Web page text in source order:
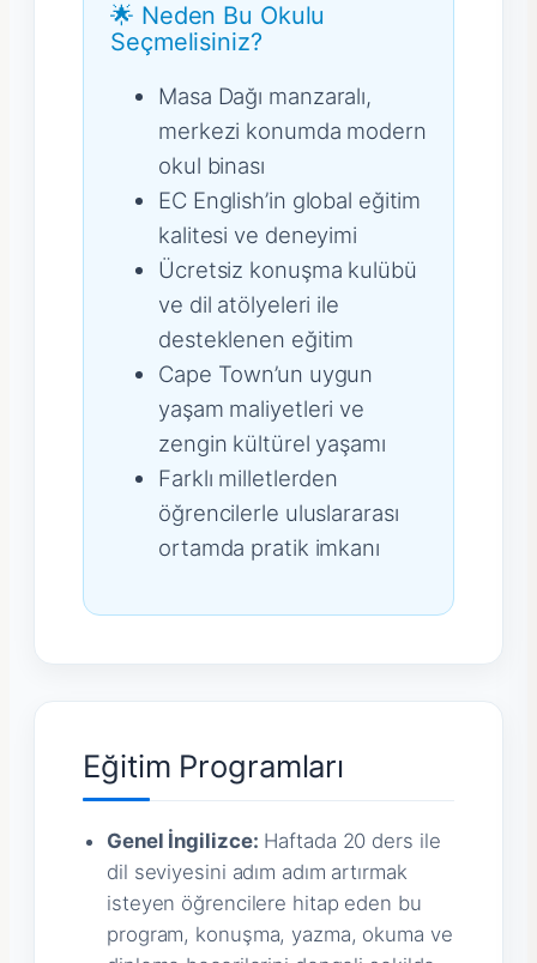
🌟 Neden Bu Okulu
Seçmelisiniz?
Masa Dağı manzaralı,
merkezi konumda modern
okul binası
EC English’in global eğitim
kalitesi ve deneyimi
Ücretsiz konuşma kulübü
ve dil atölyeleri ile
desteklenen eğitim
Cape Town’un uygun
yaşam maliyetleri ve
zengin kültürel yaşamı
Farklı milletlerden
öğrencilerle uluslararası
ortamda pratik imkanı
Eğitim Programları
Genel İngilizce: Haftada 20 ders ile
dil seviyesini adım adım artırmak
isteyen öğrencilere hitap eden bu
program, konuşma, yazma, okuma ve